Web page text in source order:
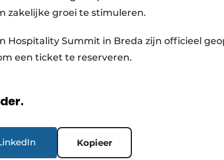
zakelijke groei te stimuleren.
Hospitality Summit in Breda zijn officieel
een ticket te reserveren.
Kopieer